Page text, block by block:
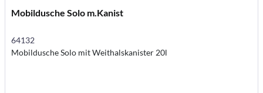
Mobildusche Solo m.Kanist
64132
Mobildusche Solo mit Weithalskanister 20l